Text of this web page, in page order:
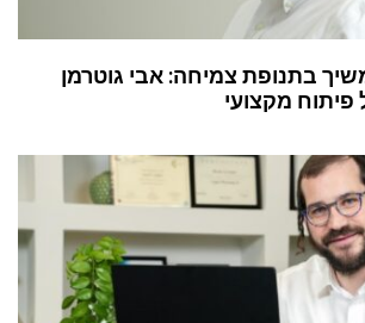
בתנופת צמיחה: אבי גוטרמן
מקצועי